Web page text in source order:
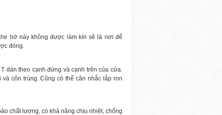
hở này không được làm kín sẽ là nơi để
đóng.
dán theo cạnh đứng và cạnh trên của cửa.
côn trùng. Cũng có thể cân nhắc lắp ron
chất lượng, có khả năng chịu nhiệt, chống